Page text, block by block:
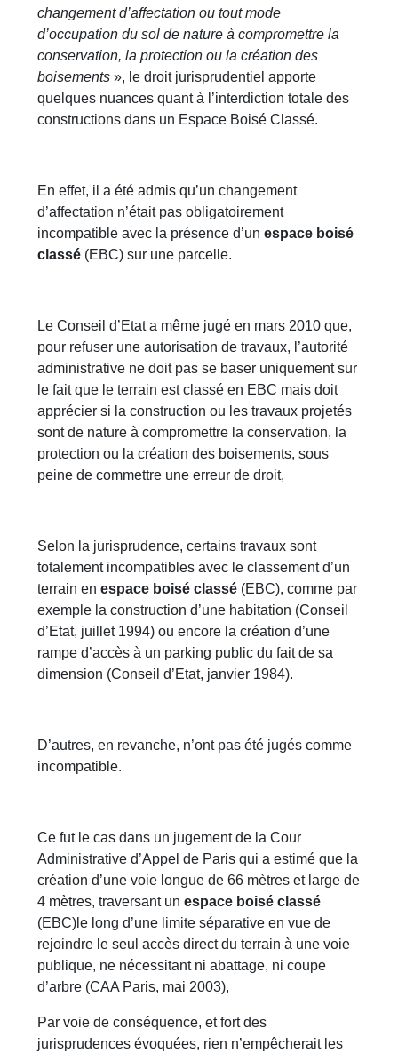
changement d’affectation ou tout mode
d’occupation du sol de nature à compromettre la
conservation, la protection ou la création des
boisements », le droit jurisprudentiel apporte
quelques nuances quant à l’interdiction totale des
constructions dans un Espace Boisé Classé.
En effet, il a été admis qu’un changement
d’affectation n’était pas obligatoirement
incompatible avec la présence d’unespace boisé
classé (EBC) sur une parcelle.
Le Conseil d’Etat a même jugé en mars 2010 que,
pour refuser une autorisation de travaux, l’autorité
administrative ne doit pas se baser uniquement sur
le fait que le terrain est classé en EBC mais doit
apprécier si la construction ou les travaux projetés
sont de nature à compromettre la conservation, la
protection ou la création des boisements, sous
peine de commettre une erreur de droit,
Selon la jurisprudence, certains travaux sont
totalement incompatibles avec le classement d’un
terrain enespace boisé classé (EBC), comme par
exemple la construction d’une habitation (Conseil
d’Etat, juillet 1994) ou encore la création d’une
rampe d’accès à un parking public du fait de sa
dimension (Conseil d’Etat, janvier 1984).
D’autres, en revanche, n’ont pas été jugés comme
incompatible.
Ce fut le cas dans un jugement de la Cour
Administrative d’Appel de Paris qui a estimé que la
création d’une voie longue de 66 mètres et large de
4 mètres, traversant unespace boisé classé
(EBC)le long d’une limite séparative en vue de
rejoindre le seul accès direct du terrain à une voie
publique, ne nécessitant ni abattage, ni coupe
d’arbre (CAA Paris, mai 2003),
Par voie de conséquence, et fort des
jurisprudences évoquées, rien n’empêcherait les